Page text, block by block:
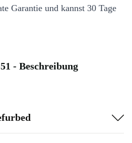
Garantie und kannst 30 Tage
- Beschreibung